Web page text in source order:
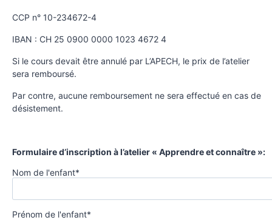
CCP n° 10-234672-4
IBAN : CH 25 0900 0000 1023 4672 4
Si le cours devait être annulé par L’APECH, le prix de l’atelier
sera remboursé.
Par contre, aucune remboursement ne sera effectué en cas de
désistement.
Formulaire d’inscription à l’atelier « Apprendre et connaître »:
Nom de l'enfant*
Prénom de l'enfant*